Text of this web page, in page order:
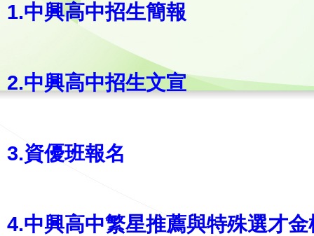
1.中興高中招生簡報
2.中興高中招生文宣
3.資優班報名
4.中興高中繁星推薦與特殊選才金